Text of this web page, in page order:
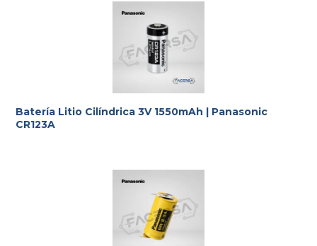
Batería Litio Cilíndrica 3V 1550mAh | Panasonic
CR123A